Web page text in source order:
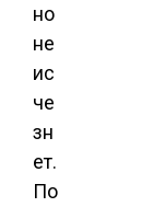
но
не
ис
че
зн
ет.
По